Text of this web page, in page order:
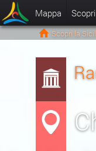
Mappa
Scopri la